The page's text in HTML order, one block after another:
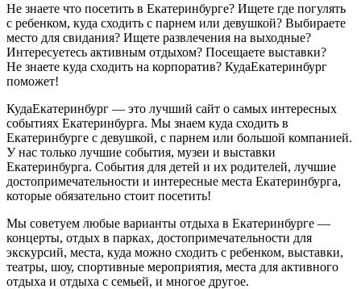
Не знаете что посетить в Екатеринбурге? Ищете где погулять
с ребенком, куда сходить с парнем или девушкой? Выбираете
место для свидания? Ищете развлечения на выходные?
Интересуетесь активным отдыхом? Посещаете выставки?
Не знаете куда сходить на корпоратив? КудаЕкатеринбург
поможет!
КудаЕкатеринбург — это лучший сайт о самых интересных
событиях Екатеринбурга. Мы знаем куда сходить в
Екатеринбурге с девушкой, с парнем или большой компанией.
У нас только лучшие события, музеи и выставки
Екатеринбурга. События для детей и их родителей, лучшие
достопримечательности и интересные места Екатеринбурга,
которые обязательно стоит посетить!
Мы советуем любые варианты отдыха в Екатеринбурге —
концерты, отдых в парках, достопримечательности для
экскурсий, места, куда можно сходить с ребенком, выставки,
театры, шоу, спортивные мероприятия, места для активного
отдыха и отдыха с семьей, и многое другое.